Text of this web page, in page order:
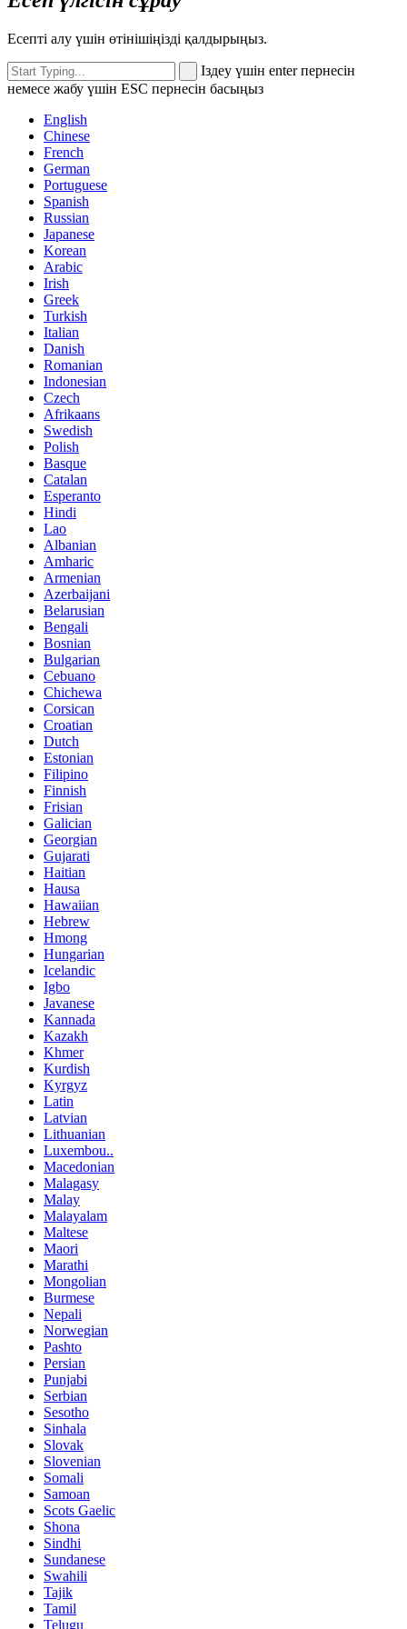
Есепті алу үшін өтінішіңізді қалдырыңыз.
Іздеу үшін enter пернесін
немесе жабу үшін ESC пернесін басыңыз
English
Chinese
French
German
Portuguese
Spanish
Russian
Japanese
Korean
Arabic
Irish
Greek
Turkish
Italian
Danish
Romanian
Indonesian
Czech
Afrikaans
Swedish
Polish
Basque
Catalan
Esperanto
Hindi
Lao
Albanian
Amharic
Armenian
Azerbaijani
Belarusian
Bengali
Bosnian
Bulgarian
Cebuano
Chichewa
Corsican
Croatian
Dutch
Estonian
Filipino
Finnish
Frisian
Galician
Georgian
Gujarati
Haitian
Hausa
Hawaiian
Hebrew
Hmong
Hungarian
Icelandic
Igbo
Javanese
Kannada
Kazakh
Khmer
Kurdish
Kyrgyz
Latin
Latvian
Lithuanian
Luxembou..
Macedonian
Malagasy
Malay
Malayalam
Maltese
Maori
Marathi
Mongolian
Burmese
Nepali
Norwegian
Pashto
Persian
Punjabi
Serbian
Sesotho
Sinhala
Slovak
Slovenian
Somali
Samoan
Scots Gaelic
Shona
Sindhi
Sundanese
Swahili
Tajik
Tamil
Telugu